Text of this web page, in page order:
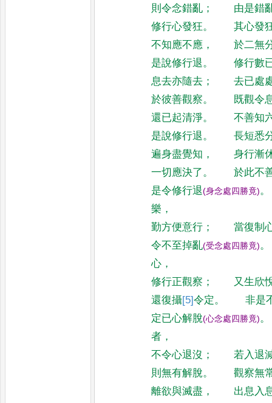
則令念錯亂 ；
由是錯
修行心發狂。
其心發
不知應不應 ，
於二無
是說修行退。
修行數
息去亦隨去 ；
去已處
於彼善觀察。
既觀令
還已起清淨。
不善知
是說修行退。
長短悉
遍身盡覺知 ，
身行漸
一切應決了。
於此不
是令修行退(身念處四勝竟)。
樂 ，
勤方便意行 ；
當復制
令不至掉亂(受念處四勝竟)。
心 ，
修行正觀察 ；
又生欣
還復攝[5]令定。
非是
定已心解脫(心念處四勝竟)。
者 ，
不令心退沒 ；
若入退
則無有解脫。
觀察無
離欲與滅盡 ，
出息入